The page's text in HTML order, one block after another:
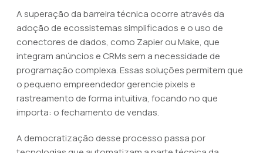
A superação da barreira técnica ocorre através da
adoção de ecossistemas simplificados e o uso de
conectores de dados, como Zapier ou Make, que
integram anúncios e CRMs sem a necessidade de
programação complexa. Essas soluções permitem que
o pequeno empreendedor gerencie pixels e
rastreamento de forma intuitiva, focando no que
importa: o fechamento de vendas.
A democratização desse processo passa por